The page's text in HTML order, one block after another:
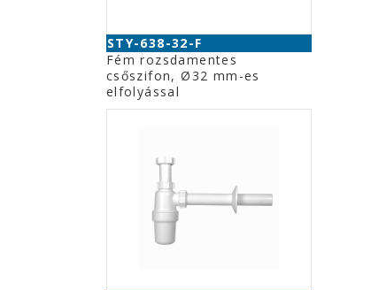
STY-638-32-F
Fém rozsdamentes
csőszifon, Ø32 mm-es
elfolyással